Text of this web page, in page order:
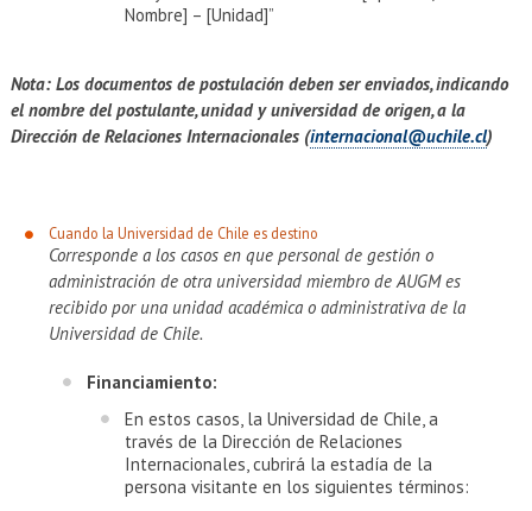
Nombre] – [Unidad]”
Nota: Los documentos de postulación deben ser enviados, indicando
el nombre del postulante, unidad y universidad de origen, a la
Dirección de Relaciones Internacionales (internacional@uchile.cl)
Cuando la Universidad de Chile es destino
Corresponde a los casos en que personal de gestión o
administración de otra universidad miembro de AUGM es
recibido por una unidad académica o administrativa de la
Universidad de Chile.
​Financiamiento:
En estos casos, la Universidad de Chile, a
través de la Dirección de Relaciones
Internacionales, cubrirá la estadía de la
persona visitante en los siguientes términos: